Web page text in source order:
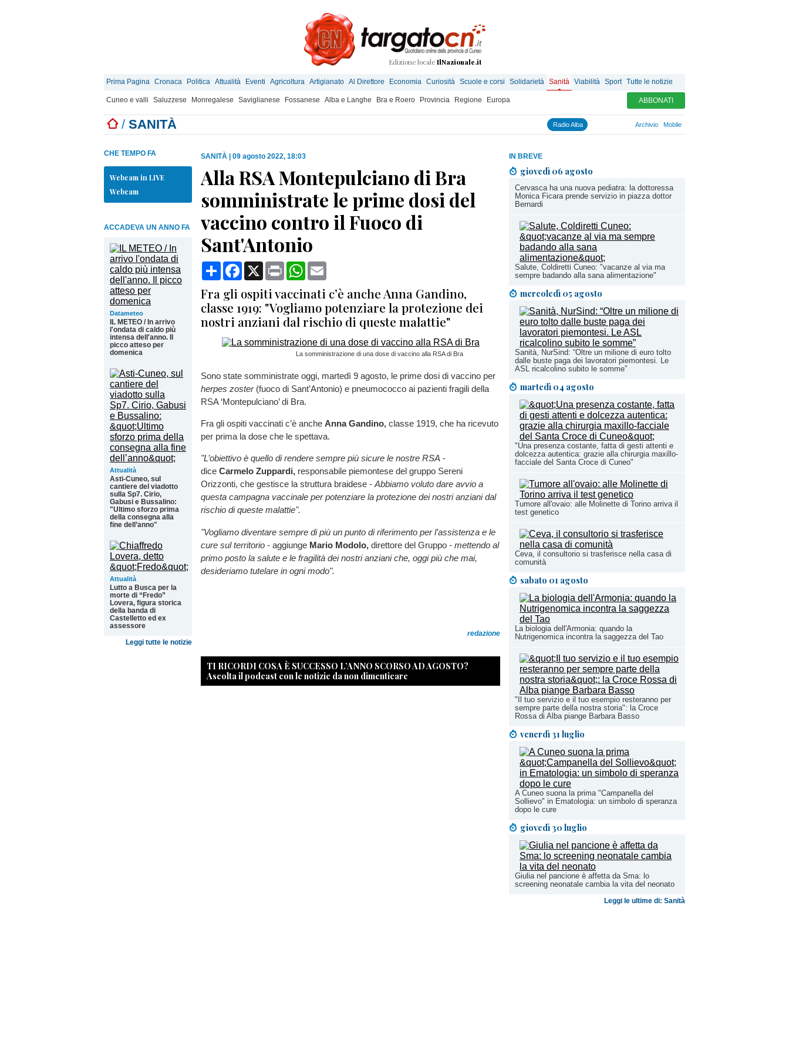
Edizione locale IlNazionale.it
Prima Pagina Cronaca Politica Attualità Eventi Agricoltura Artigianato Al Direttore Economia Curiosità Scuole e corsi Solidarietà Sanità Viabilità Sport Tutte le notizie
Cuneo e valli Saluzzese Monregalese Saviglianese Fossanese Alba e Langhe Bra e Roero Provincia Regione Europa ABBONATI
/ SANITÀ Radio Alba Archivio Mobile
IN BREVE
giovedì 06 agosto
Cervasca ha una nuova pediatra: la dottoressa
Monica Ficara prende servizio in piazza dottor
Bernardi
Salute, Coldiretti Cuneo: "vacanze al via ma
sempre badando alla sana alimentazione"
mercoledì 05 agosto
Sanità, NurSind: “Oltre un milione di euro tolto
dalle buste paga dei lavoratori piemontesi. Le
ASL ricalcolino subito le somme”
martedì 04 agosto
"Una presenza costante, fatta di gesti attenti e
dolcezza autentica: grazie alla chirurgia maxillo-
facciale del Santa Croce di Cuneo"
Tumore all'ovaio: alle Molinette di Torino arriva il
test genetico
Ceva, il consultorio si trasferisce nella casa di
comunità
sabato 01 agosto
La biologia dell'Armonia: quando la
Nutrigenomica incontra la saggezza del Tao
"Il tuo servizio e il tuo esempio resteranno per
sempre parte della nostra storia": la Croce
Rossa di Alba piange Barbara Basso
venerdì 31 luglio
A Cuneo suona la prima "Campanella del
Sollievo" in Ematologia: un simbolo di speranza
dopo le cure
giovedì 30 luglio
Giulia nel pancione è affetta da Sma: lo
screening neonatale cambia la vita del neonato
Leggi le ultime di: Sanità
CHE TEMPO FA
Webcam in LIVE
Webcam
ACCADEVA UN ANNO FA
Datameteo
IL METEO / In arrivo
l'ondata di caldo più
intensa dell'anno. Il
picco atteso per
domenica
Attualità
Asti-Cuneo, sul
cantiere del viadotto
sulla Sp7. Cirio,
Gabusi e Bussalino:
"Ultimo sforzo prima
della consegna alla
fine dell’anno"
Attualità
Lutto a Busca per la
morte di “Fredo”
Lovera, figura storica
della banda di
Castelletto ed ex
assessore
Leggi tutte le notizie
SANITÀ 09 agosto 2022, 18:03
Alla RSA Montepulciano di Bra
somministrate le prime dosi del
vaccino contro il Fuoco di
Sant'Antonio
CondividiFacebook
X Print WhatsApp
Fra gli ospiti vaccinati c’è anche Anna Gandino,
classe 1919: "Vogliamo potenziare la protezione dei
nostri anziani dal rischio di queste malattie"
La somministrazione di una dose di vaccino alla RSA di Bra
Sono state somministrate oggi, martedì 9 agosto, le prime dosi di vaccino per
herpes zoster(fuoco di Sant’Antonio) e pneumococco ai pazienti fragili della
RSA ‘Montepulciano’ di Bra.
Fra gli ospiti vaccinati c’è anche Anna Gandino, classe 1919, che ha ricevuto
per prima la dose che le spettava.
"L’obiettivo è quello di rendere sempre più sicure le nostre RSA -
dice Carmelo Zuppardi, responsabile piemontese del gruppo Sereni
Orizzonti, che gestisce la struttura braidese - Abbiamo voluto dare avvio a
questa campagna vaccinale per potenziare la protezione dei nostri anziani dal
rischio di queste malattie".
"Vogliamo diventare sempre di più un punto di riferimento per l’assistenza e le
cure sul territorio - aggiunge Mario Modolo, direttore del Gruppo - mettendo al
primo posto la salute e le fragilità dei nostri anziani che, oggi più che mai,
desideriamo tutelare in ogni modo".
redazione
TI RICORDI COSA È SUCCESSO L’ANNO SCORSO AD AGOSTO?
Ascolta il podcast con le notizie da non dimenticare